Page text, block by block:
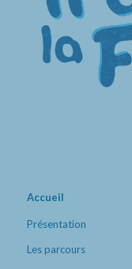
Accueil
Présentation
Les parcours